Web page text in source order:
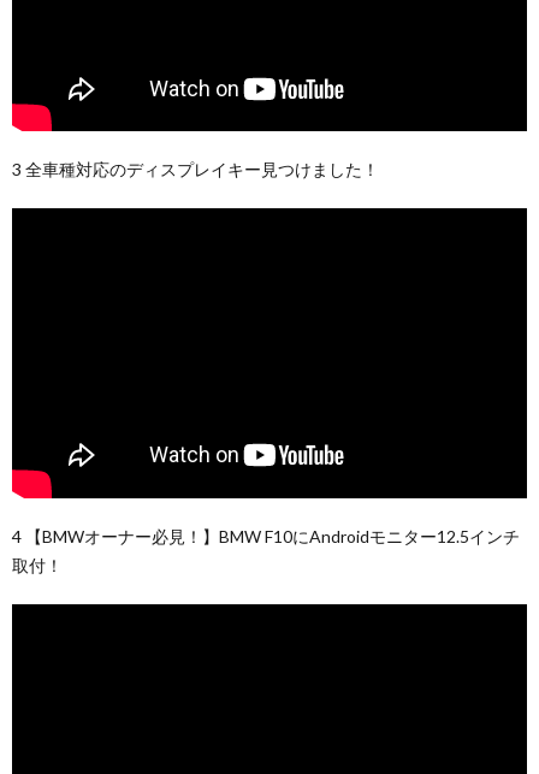
3 全車種対応のディスプレイキー見つけました！
4 【BMWオーナー必見！】BMW F10にAndroidモニター12.5インチ
取付！